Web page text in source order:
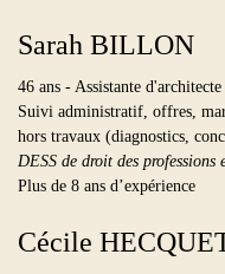
Sarah BILLON
46 ans - Assistante d'architecte
Suivi administratif, offres,
hors travaux (diagnostics,
DESS de droit des
Plus de 8 ans d’expérience
Cécile